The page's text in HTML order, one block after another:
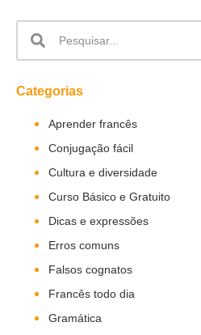
Categorias
Aprender francês
Conjugação fácil
Cultura e diversidade
Curso Básico e Gratuito
Dicas e expressões
Erros comuns
Falsos cognatos
Francês todo dia
Gramática